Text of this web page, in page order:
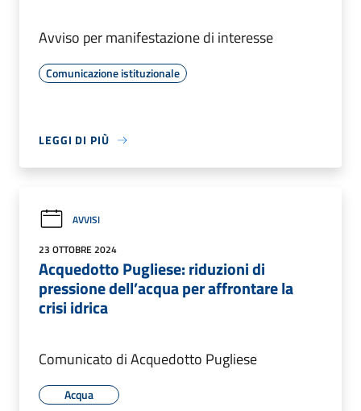
Avviso per manifestazione di interesse
Comunicazione istituzionale
LEGGI DI PIÙ
AVVISI
23 OTTOBRE 2024
Acquedotto Pugliese: riduzioni di
pressione dell’acqua per affrontare la
crisi idrica
Comunicato di Acquedotto Pugliese
Acqua